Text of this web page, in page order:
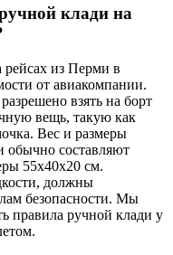
клади на
рейсах из Перми в
от авиакомпании.
взять на борт
вещь, такую как
Вес и размеры
обычно составляют
55x40x20 см.
должны
безопасности. Мы
правила ручной клади у